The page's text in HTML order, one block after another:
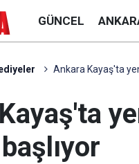
GÜNCEL
Ankara Kayaş'ta